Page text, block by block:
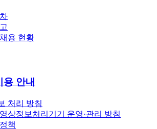
용 현황
용 안내
처리 방침
상정보처리기기 운영·관리 방침
책